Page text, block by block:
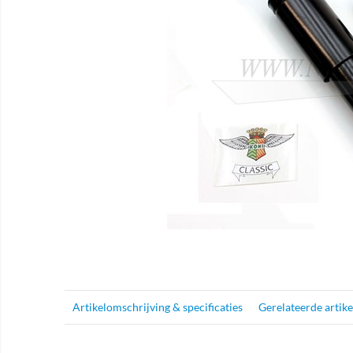
Artikelomschrijving & specificaties Gerelateerde